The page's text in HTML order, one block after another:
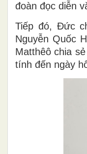
đoàn đọc diễn
Tiếp đó, Đức
Nguyễn Quốc
Matthêô chia
tính đến ngày